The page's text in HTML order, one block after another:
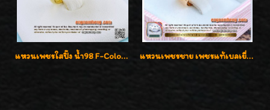
แหวนเพชรใสปิ๊ง น้ำ98 F-Color/VVS1 น้ำหนักเพชรรวม 2.56 กะรัต ใส่เต็มนิ้วเพชรเป็นน้ำเป็นเนื้อสวยมากๆค่ะ แหวนเพชรชาย เพชรแท้เบลเยี่ยมคัท น้ำ100% D-Color/VVS 2.46 กะรัต